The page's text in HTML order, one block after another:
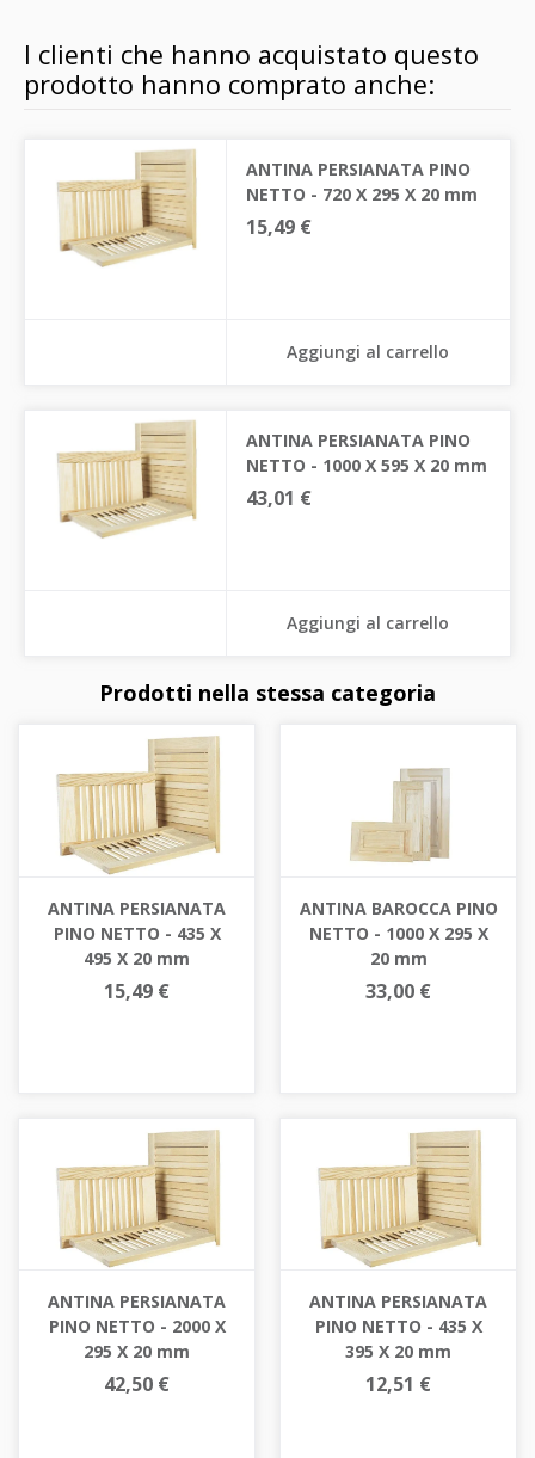
I clienti che hanno acquistato questo
prodotto hanno comprato anche:
ANTINA PERSIANATA PINO
NETTO - 720 X 295 X 20 mm
15,49 €
Aggiungi al carrello
ANTINA PERSIANATA PINO
NETTO - 1000 X 595 X 20 mm
43,01 €
Aggiungi al carrello
Prodotti nella stessa categoria
ANTINA PERSIANATA
PINO NETTO - 435 X
495 X 20 mm
15,49 €
ANTINA BAROCCA PINO
NETTO - 1000 X 295 X
20 mm
33,00 €
ANTINA PERSIANATA
PINO NETTO - 2000 X
295 X 20 mm
42,50 €
ANTINA PERSIANATA
PINO NETTO - 435 X
395 X 20 mm
12,51 €